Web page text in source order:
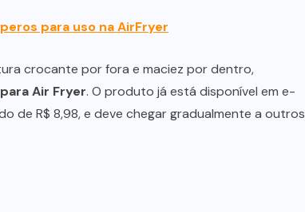
para uso na AirFryer
crocante por fora e maciez por dentro,
Air Fryer. O produto já está disponível em e-
de R$ 8,98, e deve chegar gradualmente a outros